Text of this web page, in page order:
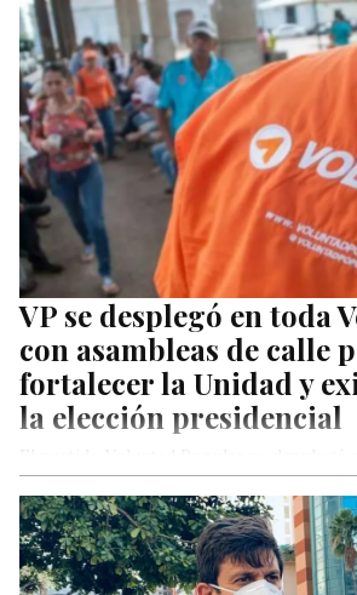
VP se desplegó en toda
con asambleas de calle
fortalecer la Unidad y
la elección presidencial
nacional para realizar más de 30